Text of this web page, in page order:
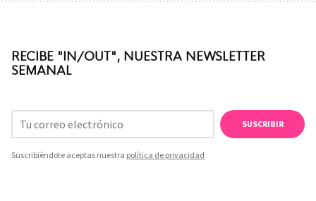
RECIBE "IN/OUT", NUESTRA NEWSLETTER
SEMANAL
SUSCRIBIR
Suscribiéndote aceptas nuestra política de privacidad